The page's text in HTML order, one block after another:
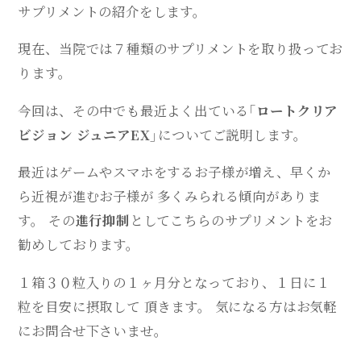
サプリメントの紹介をします。
現在、当院では７種類のサプリメントを取り扱ってお
ります。
今回は、その中でも最近よく出ている 「ロートクリア
ビジョン ジュニアEX」 についてご説明します。
最近はゲームやスマホをするお子様が増え、早くか
ら近視が進むお子様が 多くみられる傾向がありま
す。 その進行抑制 としてこちらのサプリメントをお
勧めしております。
１箱３０粒入りの１ヶ月分 となっており、
１日に１
粒を目安に摂取 して 頂きます。 気になる方はお気軽
にお問合せ下さいませ。